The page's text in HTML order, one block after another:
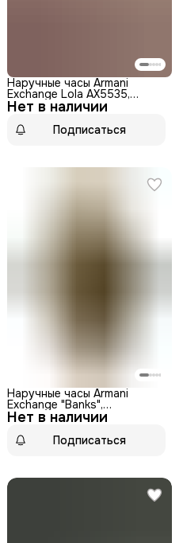
Нет в наличии
Наручные часы Armani
Exchange Lola AX5535,
серебряный
Подписаться
Нет в наличии
Наручные часы Armani
Exchange "Banks",
кварцевые, мужские,
золотистый
Подписаться